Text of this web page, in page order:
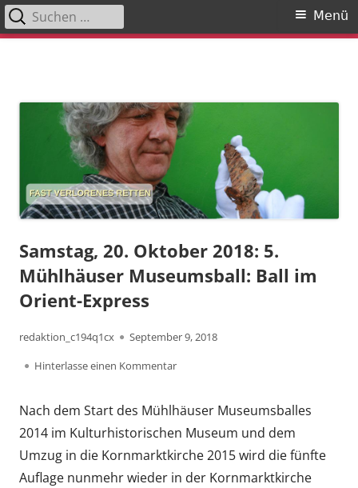
Primäres
Menü
Suchen
nach:
Samstag, 20. Oktober 2018: 5.
Mühlhäuser Museumsball: Ball im
Orient-Express
Autor
redaktion_c194q1cx
Veröffentlicht
am
September 9, 2018
Hinterlasse einen Kommentarzu Samstag, 20. Oktober 2018: 5.
Nach dem Start des Mühlhäuser Museumsballes
2014 im Kulturhistorischen Museum und dem
Umzug in die Kornmarktkirche 2015 wird die fünfte
Auflage nunmehr wieder in der Kornmarktkirche